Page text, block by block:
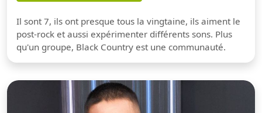
Il sont 7, ils ont presque tous la vingtaine, ils aiment le
post-rock et aussi expérimenter différents sons. Plus
qu'un groupe, Black Country est une communauté.